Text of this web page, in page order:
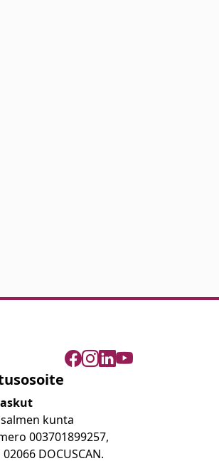
kunta
003701899257,
02066 DOCUSCAN.